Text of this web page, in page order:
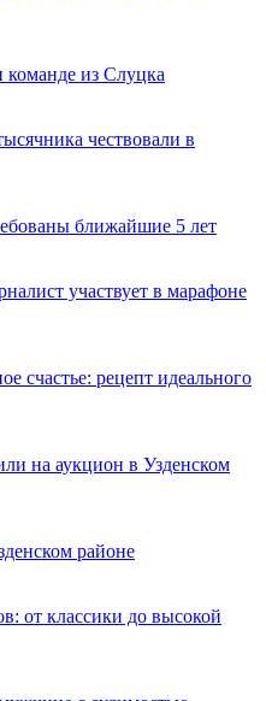
из Слуцка
чествовали в
ближайшие 5 лет
участвует в марафоне
счастье: рецепт идеального
на аукцион в Узденском
районе
от классики до высокой